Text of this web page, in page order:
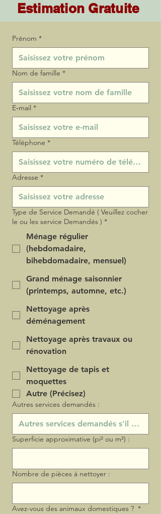
Estimation Gratuite
Prénom *
Nom de famille *
E‑mail *
Téléphone *
Adresse *
Type de Service Demandé ( Veuillez cocher
le ou les service Demandés ) *
Ménage régulier
(hebdomadaire,
bihebdomadaire, mensuel)
Grand ménage saisonnier
(printemps, automne, etc.)
Nettoyage après
déménagement
Nettoyage après travaux ou
rénovation
Nettoyage de tapis et
moquettes
Autre (Précisez)
Autres services demandés :
Superficie approximative (pi² ou m²) :
Nombre de pièces à nettoyer :
Avez-vous des animaux domestiques ? *